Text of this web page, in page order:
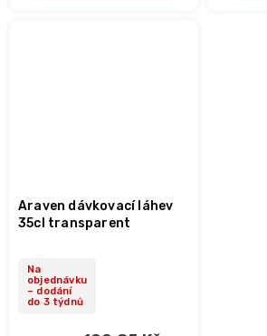
Araven dávkovací láhev
35cl transparent
Na
objednávku
– dodání
do 3 týdnů